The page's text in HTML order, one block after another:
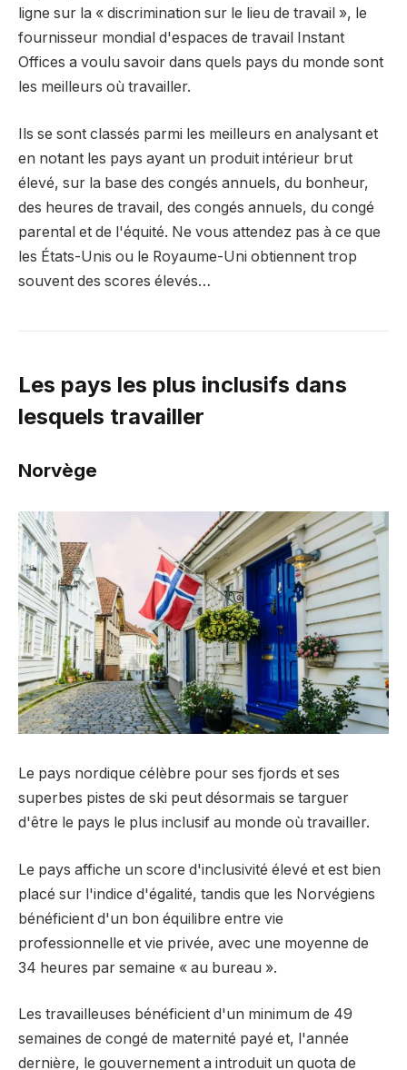
ligne sur la « discrimination sur le lieu de travail », le
fournisseur mondial d'espaces de travail Instant
Offices a voulu savoir dans quels pays du monde sont
les meilleurs où travailler.
Ils se sont classés parmi les meilleurs en analysant et
en notant les pays ayant un produit intérieur brut
élevé, sur la base des congés annuels, du bonheur,
des heures de travail, des congés annuels, du congé
parental et de l'équité. Ne vous attendez pas à ce que
les États-Unis ou le Royaume-Uni obtiennent trop
souvent des scores élevés…
Les pays les plus inclusifs dans
lesquels travailler
Norvège
Le pays nordique célèbre pour ses fjords et ses
superbes pistes de ski peut désormais se targuer
d'être le pays le plus inclusif au monde où travailler.
Le pays affiche un score d'inclusivité élevé et est bien
placé sur l'indice d'égalité, tandis que les Norvégiens
bénéficient d'un bon équilibre entre vie
professionnelle et vie privée, avec une moyenne de
34 heures par semaine « au bureau ».
Les travailleuses bénéficient d'un minimum de 49
semaines de congé de maternité payé et, l'année
dernière, le gouvernement a introduit un quota de